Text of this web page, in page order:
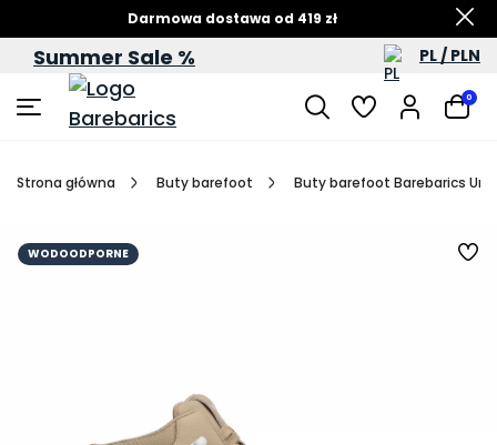
Darmowa dostawa od 419 zł
Letnia wyprzedaż – do -60%
Summer Sale % PL / PLN
0
Strona główna Buty barefoot Buty barefoot Barebarics
WODOODPORNE